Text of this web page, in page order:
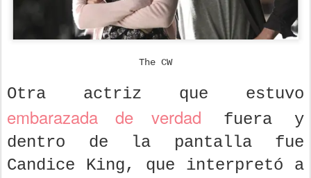
The CW
Otra actriz que estuvo
embarazada de verdad fuera y
dentro de la pantalla fue
Candice King, que interpretó a